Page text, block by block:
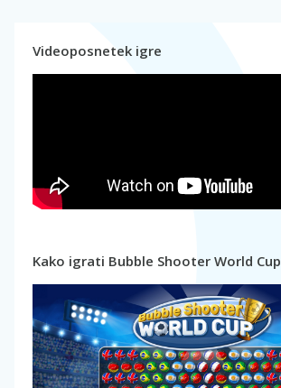
Videoposnetek igre
Kako igrati Bubble Shooter World Cup